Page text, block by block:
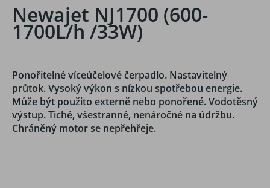
Newajet NJ1700 (600-
1700L/h /33W)
Ponořitelné víceúčelové čerpadlo. Nastavitelný
průtok. Vysoký výkon s nízkou spotřebou energie.
Může být použito externě nebo ponořené. Vodotěsný
výstup. Tiché, všestranné, nenáročné na údržbu.
Chráněný motor se nepřehřeje.